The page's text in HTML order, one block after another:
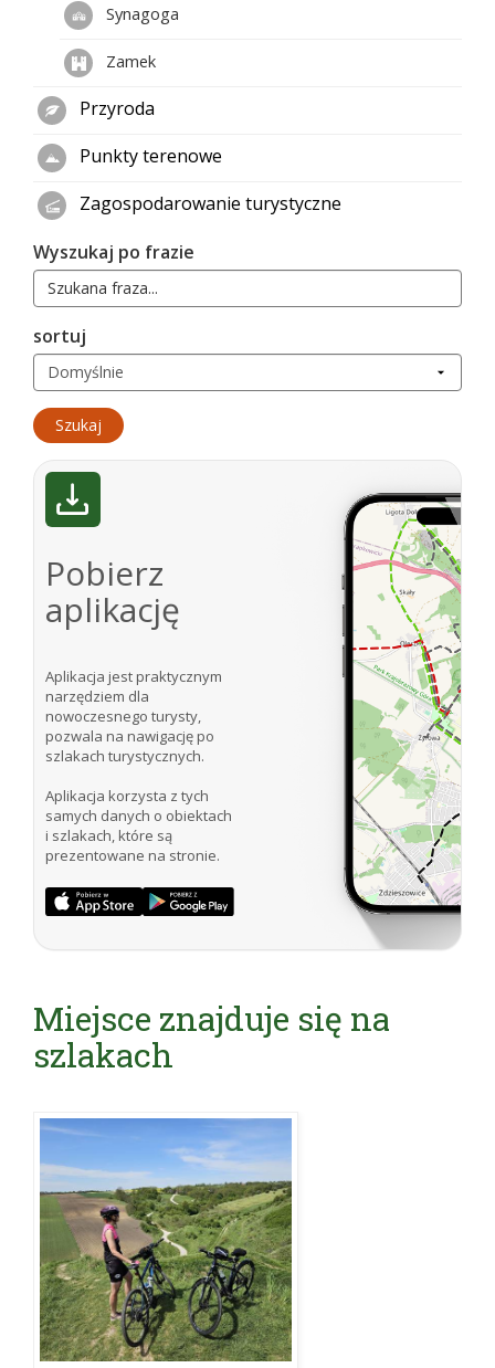
Synagoga
Zamek
Przyroda
Punkty terenowe
Zagospodarowanie turystyczne
Wyszukaj po frazie
sortuj
Pobierz
aplikację
Aplikacja jest praktycznym
narzędziem dla
nowoczesnego turysty,
pozwala na nawigację po
szlakach turystycznych.
Aplikacja korzysta z tych
samych danych o obiektach
i szlakach, które są
prezentowane na stronie.
Miejsce znajduje się na
szlakach